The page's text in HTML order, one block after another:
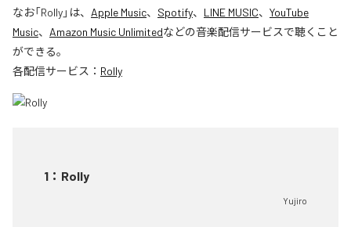
なお「Rolly」は、 Apple Music、 Spotify、 LINE MUSIC、 YouTube
Music、 Amazon Music Unlimitedなどの音楽配信サービスで聴くこと
ができる。
各配信サービス： Rolly
1 ： Rolly
Yujiro